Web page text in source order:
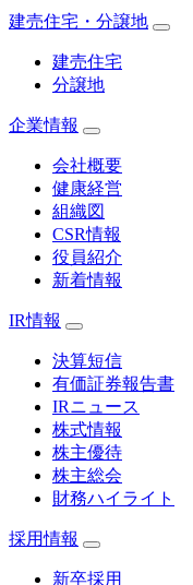
建売住宅・分譲地
建売住宅
分譲地
企業情報
会社概要
健康経営
組織図
CSR情報
役員紹介
新着情報
IR情報
決算短信
有価証券報告書
IRニュース
株式情報
株主優待
株主総会
財務ハイライト
採用情報
新卒採用